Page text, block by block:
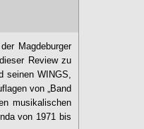
Magdeburger
Review zu
seinen WINGS,
von „Band
musikalischen
von 1971 bis